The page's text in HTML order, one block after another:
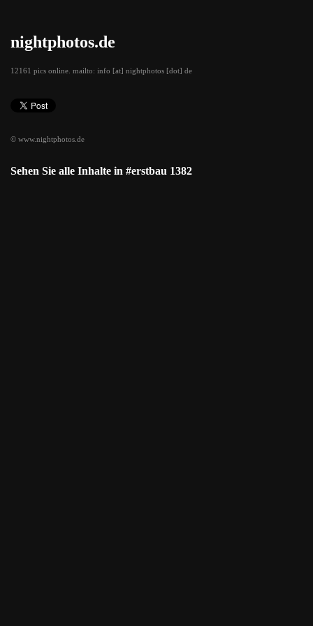
nightphotos.de
12161 pics online. mailto: info [at] nightphotos [dot] de
© www.nightphotos.de
Sehen Sie alle Inhalte in #erstbau 1382